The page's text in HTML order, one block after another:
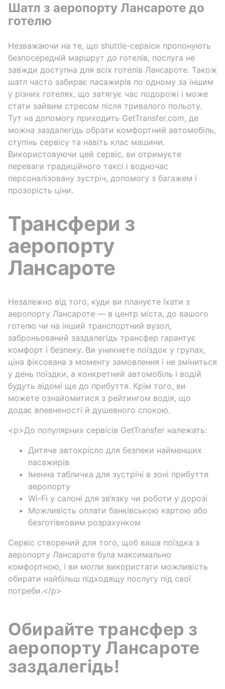
Шатл з аеропорту Лансароте до
готелю
Незважаючи на те, що shuttle-сервіси пропонують
безпосередній маршрут до готелів, послуга не
завжди доступна для всіх готелів Лансароте. Також
шатл часто забирає пасажирів по одному за іншим
у різних готелях, що затягує час подорожі і може
стати зайвим стресом після тривалого польоту.
Тут на допомогу приходить GetTransfer.com, де
можна заздалегідь обрати комфортний автомобіль,
ступінь сервісу та навіть клас машини.
Використовуючи цей сервіс, ви отримуєте
переваги традиційного таксі і водночас
персоналізовану зустріч, допомогу з багажем і
прозорість ціни.
Трансфери з
аеропорту
Лансароте
Незалежно від того, куди ви плануєте їхати з
аеропорту Лансароте — в центр міста, до вашого
готелю чи на інший транспортний вузол,
заброньований заздалегідь трансфер гарантує
комфорт і безпеку. Ви уникнете поїздок у групах,
ціна фіксована з моменту замовлення і не зміниться
у день поїздки, а конкретний автомобіль і водій
будуть відомі ще до прибуття. Крім того, ви
можете ознайомитися з рейтингом водія, що
додає впевненості й душевного спокою.
<p>До популярних сервісів GetTransfer належать:
Дитяче автокрісло для безпеки найменших
пасажирів
Іменна табличка для зустрічі в зоні прибуття
аеропорту
Wi-Fi у салоні для зв’язку чи роботи у дорозі
Можливість оплати банківською картою або
безготівковим розрахунком
Сервіс створений для того, щоб ваша поїздка з
аеропорту Лансароте була максимально
комфортною, і ви могли використати можливість
обирати найбільш підходящу послугу під свої
потреби.</p>
Обирайте трансфер з
аеропорту Лансароте
заздалегідь!